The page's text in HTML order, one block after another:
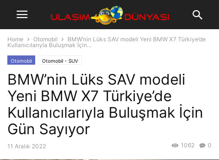
Home Otomobil
BMW’nin Lüks SAV modeli Yeni BMW X7 Türkiye’de
Kullanıcılarıyla Buluşmak İçin...
Otomobil Otomobil - SUV
BMW’nin Lüks SAV modeli
Yeni BMW X7 Türkiye’de
Kullanıcılarıyla Buluşmak İçin
Gün Sayıyor
11 Aralık 2022 0
1062